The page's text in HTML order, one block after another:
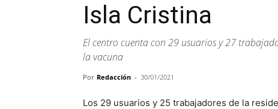
Isla Cristina
El centro cuenta con 29 usuarios y 27
la vacuna
Por Redacción - 30/01/2021
Los 29 usuarios y 25 trabajadores de la